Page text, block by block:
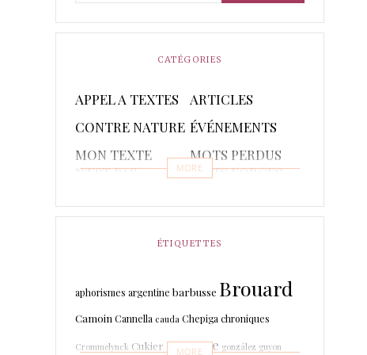
CATÉGORIES
APPEL A TEXTES
ARTICLES
CONTRE NATURE ÉVÉNEMENTS
MON TEXTE
N'EST PAS
MOTS PERDUS
MOTS FORGES
POÈMES
PONCTUAIRE
RAPSODIES ET
RÉCITS
TRADUCTIONS
MORE
ÉTIQUETTES
aphorismes argentine barbusse Brouard
Camoin Cannella cauda Chepiga chroniques
Crommelynck Cukier espagne gonzález guyon
MORE